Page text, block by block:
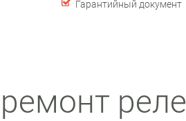
Гарантийный документ
реле